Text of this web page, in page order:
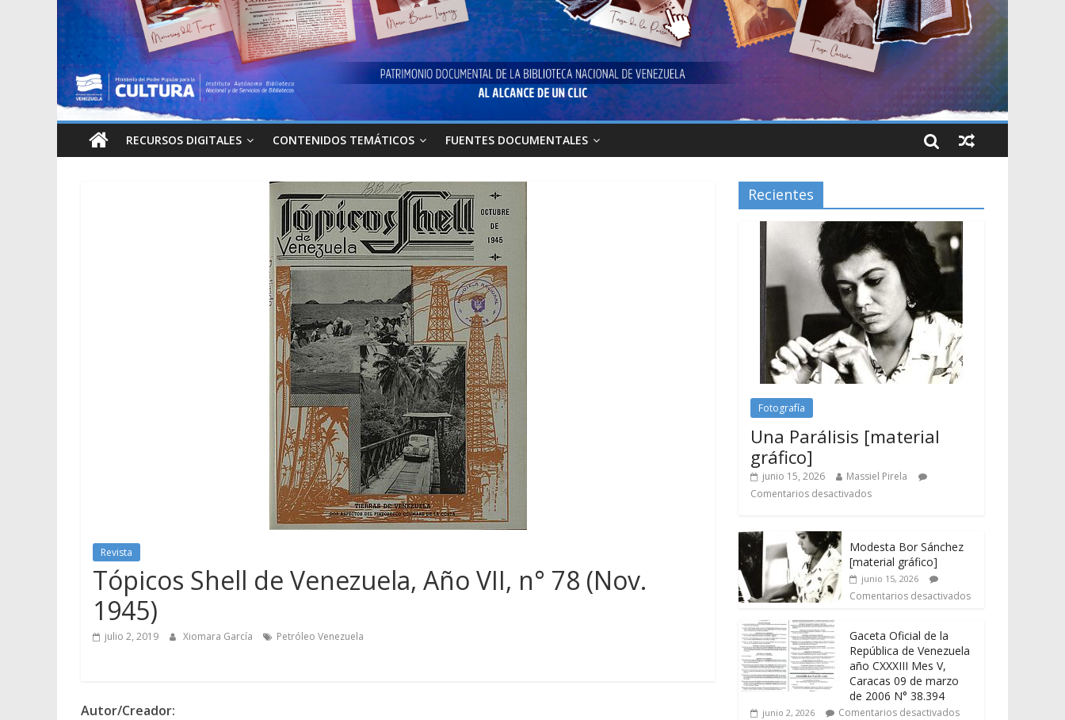
RECURSOS DIGITALES CONTENIDOS TEMÁTICOS FUENTES DOCUMENTALES
Revista
Tópicos Shell de Venezuela, Año VII, n° 78 (Nov.
1945)
julio 2, 2019 Xiomara García Petróleo Venezuela
Autor/Creador:
Recientes
Fotografía
Una Parálisis [material
gráfico]
junio 15, 2026
Massiel Pirela
Comentarios desactivados
Modesta Bor Sánchez
[material gráfico]
junio 15, 2026
Comentarios desactivados
Gaceta Oficial de la
República de Venezuela
año CXXXIII Mes V,
Caracas 09 de marzo
de 2006 N° 38.394
junio 2, 2026 Comentarios desactivados